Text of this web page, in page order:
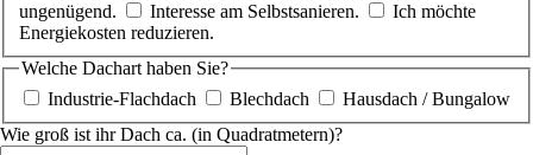
ungenügend.
Interesse am Selbstsanieren.
Ich möchte
Energiekosten reduzieren.
Welche Dachart haben Sie?
Industrie-Flachdach
Blechdach
Hausdach / Bungalow
Wie groß ist ihr Dach ca. (in Quadratmetern)?